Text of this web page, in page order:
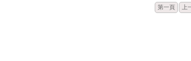
第一頁 上